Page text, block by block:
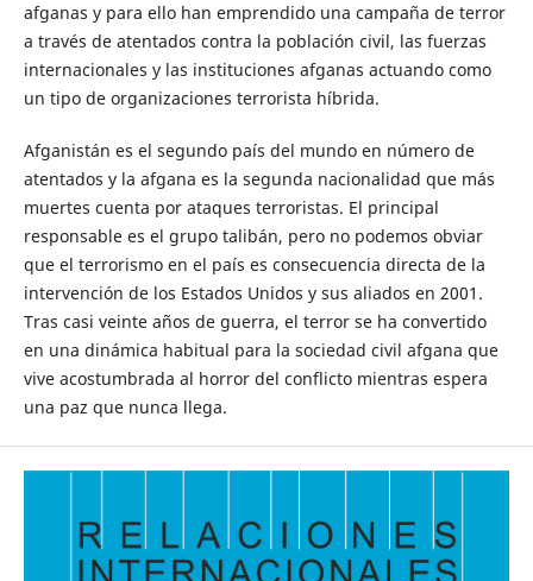
afganas y para ello han emprendido una campaña de terror
a través de atentados contra la población civil, las fuerzas
internacionales y las instituciones afganas actuando como
un tipo de organizaciones terrorista híbrida.
Afganistán es el segundo país del mundo en número de
atentados y la afgana es la segunda nacionalidad que más
muertes cuenta por ataques terroristas. El principal
responsable es el grupo talibán, pero no podemos obviar
que el terrorismo en el país es consecuencia directa de la
intervención de los Estados Unidos y sus aliados en 2001.
Tras casi veinte años de guerra, el terror se ha convertido
en una dinámica habitual para la sociedad civil afgana que
vive acostumbrada al horror del conflicto mientras espera
una paz que nunca llega.